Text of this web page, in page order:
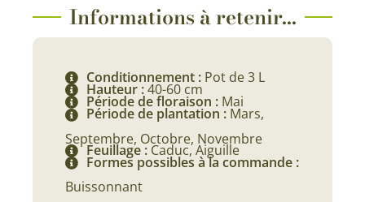
Informations à retenir...
Conditionnement : Pot de 3 L
Hauteur :40-60 cm
Période de floraison : Mai
Période de plantation : Mars,
Septembre, Octobre, Novembre
Feuillage : Caduc, Aiguille
Formes possibles à la commande :
Buissonnant